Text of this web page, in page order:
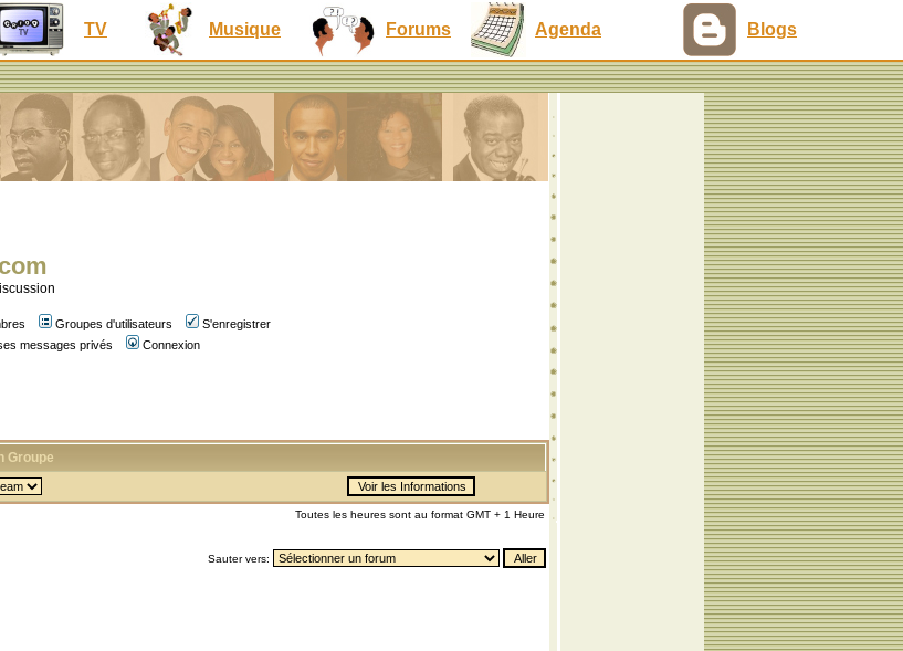
TV Musique Forums Agenda Blogs
Groupes d'utilisateurs
S'enregistrer
messages privés Connexion
Groupe
Toutes les heures sont au format GMT + 1 Heure
Sauter vers: